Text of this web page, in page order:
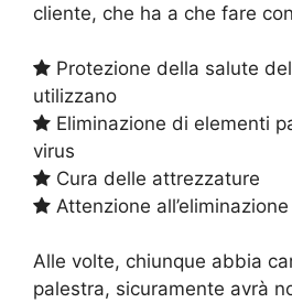
cliente, che ha a che fare
Protezione della salute
utilizzano
Eliminazione di elementi
virus
Cura delle attrezzature
Attenzione
Alle volte, chiunque abbia
palestra, sicuramente avrà